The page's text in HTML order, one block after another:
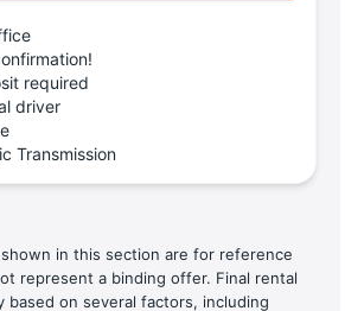
required
driver
Transmission
in this section are for reference
represent a binding offer. Final rental
based on several factors, including